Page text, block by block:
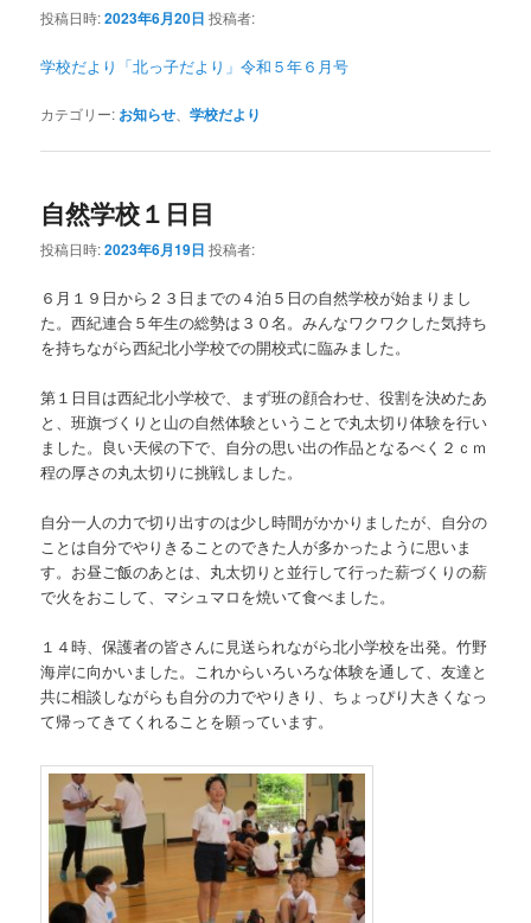
投稿日時:2023年6月20日 投稿者:
学校だより「北っ子だより」令和５年６月号
カテゴリー: お知らせ、学校だより
自然学校１日目
投稿日時:2023年6月19日 投稿者:
６月１９日から２３日までの４泊５日の自然学校が始まりまし
た。西紀連合５年生の総勢は３０名。みんなワクワクした気持ち
を持ちながら西紀北小学校での開校式に臨みました。
第１日目は西紀北小学校で、まず班の顔合わせ、役割を決めたあ
と、班旗づくりと山の自然体験ということで丸太切り体験を行い
ました。良い天候の下で、自分の思い出の作品となるべく２ｃｍ
程の厚さの丸太切りに挑戦しました。
自分一人の力で切り出すのは少し時間がかかりましたが、自分の
ことは自分でやりきることのできた人が多かったように思いま
す。お昼ご飯のあとは、丸太切りと並行して行った薪づくりの薪
で火をおこして、マシュマロを焼いて食べました。
１４時、保護者の皆さんに見送られながら北小学校を出発。竹野
海岸に向かいました。これからいろいろな体験を通して、友達と
共に相談しながらも自分の力でやりきり、ちょっぴり大きくなっ
て帰ってきてくれることを願っています。